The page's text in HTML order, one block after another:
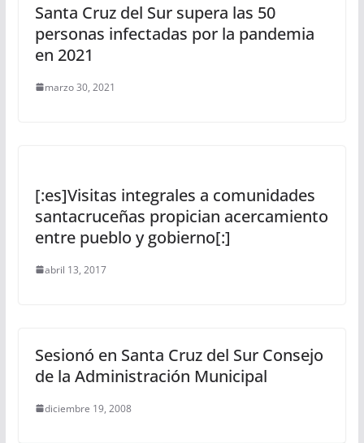
Santa Cruz del Sur supera las 50
personas infectadas por la pandemia
en 2021
marzo 30, 2021
[:es]Visitas integrales a comunidades
santacruceñas propician acercamiento
entre pueblo y gobierno[:]
abril 13, 2017
Sesionó en Santa Cruz del Sur Consejo
de la Administración Municipal
diciembre 19, 2008